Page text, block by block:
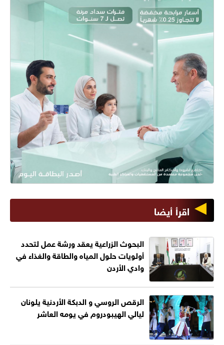
اقرأ أيضا
البحوث الزراعية يعقد ورشة عمل لتحدد
أولويات حلول المياه والطاقة والغذاء في
وادي الأردن
الرقص الروسي و الدبكة الأردنية يلونان
ليالي الهيبودروم في يومه العاشر